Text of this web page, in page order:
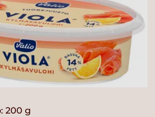
200 g